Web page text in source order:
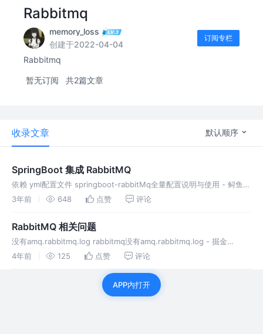
Rabbitmq
memory_loss
创建于2022-04-04
订阅专栏
Rabbitmq
暂无订阅 共2篇文章
收录文章 默认顺序
SpringBoot 集成 RabbitMQ
依赖 yml配置文件 springboot-rabbitMq全量配置说明与使用 - 鲟鱼的
文章 - 知乎 https://zhuanlan.zhihu.com/p/145336656 Java 配置文
3年前 648 点赞 评论
RabbitMQ 相关问题
没有amq.rabbitmq.log rabbitmq没有amq.rabbitmq.log - 掘金
(juejin.cn)
4年前 125 点赞 评论
APP内打开